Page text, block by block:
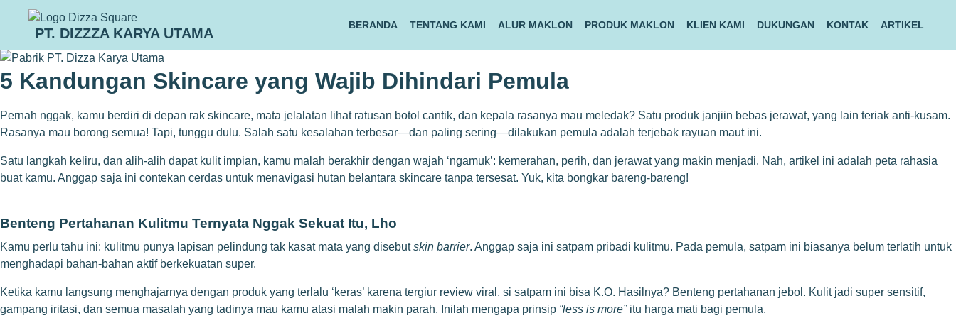
PT. DIZZZA KARYA UTAMA
BERANDA TENTANG KAMI ALUR MAKLON PRODUK MAKLON KLIEN KAMI DUKUNGAN KONTAK ARTIKEL
5 Kandungan Skincare yang Wajib Dihindari Pemula
Pernah nggak, kamu berdiri di depan rak skincare, mata jelalatan lihat ratusan botol cantik, dan kepala rasanya mau meledak? Satu produk janjiin bebas jerawat, yang lain teriak anti-kusam.
Rasanya mau borong semua! Tapi, tunggu dulu. Salah satu kesalahan terbesar—dan paling sering—dilakukan pemula adalah terjebak rayuan maut ini.
Satu langkah keliru, dan alih-alih dapat kulit impian, kamu malah berakhir dengan wajah ‘ngamuk’: kemerahan, perih, dan jerawat yang makin menjadi. Nah, artikel ini adalah peta rahasia
buat kamu. Anggap saja ini contekan cerdas untuk menavigasi hutan belantara skincare tanpa tersesat. Yuk, kita bongkar bareng-bareng!
Benteng Pertahanan Kulitmu Ternyata Nggak Sekuat Itu, Lho
Kamu perlu tahu ini: kulitmu punya lapisan pelindung tak kasat mata yang disebutskin barrier. Anggap saja ini satpam pribadi kulitmu. Pada pemula, satpam ini biasanya belum terlatih untuk
menghadapi bahan-bahan aktif berkekuatan super.
Ketika kamu langsung menghajarnya dengan produk yang terlalu ‘keras’ karena tergiur review viral, si satpam ini bisa K.O. Hasilnya? Benteng pertahanan jebol. Kulit jadi super sensitif,
gampang iritasi, dan semua masalah yang tadinya mau kamu atasi malah makin parah. Inilah mengapa prinsip “less is more”itu harga mati bagi pemula.